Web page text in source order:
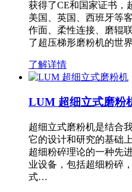
获得了CE和国家证书，
美国、英国、西班牙等
作面、柔性连接、磨辊
了超压梯形磨粉机的世
了解详情
LUM 超细立式磨粉
超细立式磨粉机是结合
它的设计和研究的基础
超细粉碎理论的一种先
业设备，包括超细粉碎
式…